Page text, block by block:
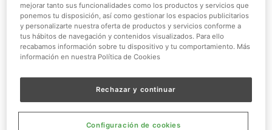
Hooper y Mirai, dos machos de 3 y 4 años de edad,
llegaron el año pasado y desde entonces, no han parado
de crecer. Como la especie deleón marino más grande
del mundo , su gran tamaño es una de las características
convertirse en fabulosos ejemplares que podrán
Si quieres descubrir más sobre estos impresionantes
mejorar tanto sus funcionalidades como los productos y servicios que
ponemos tu disposición, así como gestionar los espacios publicitarios
y personalizarte nuestra oferta de productos y servicios conforme a
tus hábitos de navegación y contenidos visualizados. Para ello
recabamos información sobre tu dispositivo y tu comportamiento. Más
información en nuestra Política de Cookies
Rechazar y continuar
Configuración de cookies